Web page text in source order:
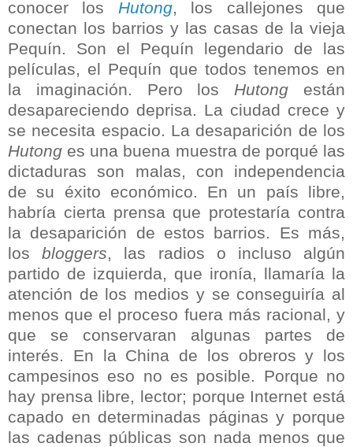
conocer los Hutong, los callejones que
conectan los barrios y las casas de la vieja
Pequín. Son el Pequín legendario de las
películas, el Pequín que todos tenemos en
la imaginación. Pero los Hutong están
desapareciendo deprisa. La ciudad crece y
se necesita espacio. La desaparición de los
Hutong es una buena muestra de porqué las
dictaduras son malas, con independencia
de su éxito económico. En un país libre,
habría cierta prensa que protestaría contra
la desaparición de estos barrios. Es más,
losbloggers, las radios o incluso algún
partido de izquierda, que ironía, llamaría la
atención de los medios y se conseguiría al
menos que el proceso fuera más racional, y
que se conservaran algunas partes de
interés. En la China de los obreros y los
campesinos eso no es posible. Porque no
hay prensa libre, lector; porque Internet está
capado en determinadas páginas y porque
las cadenas públicas son nada menos que